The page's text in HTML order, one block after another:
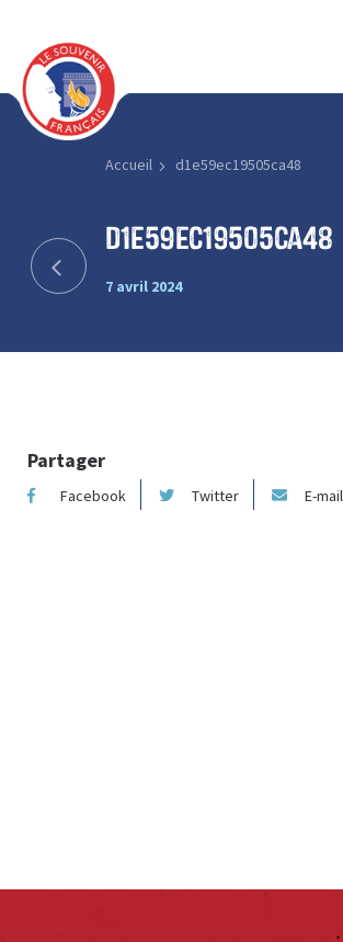
Accueil d1e59ec19505ca48
d1e59ec19505ca48
7 avril 2024
Partager
Facebook Twitter E-mail